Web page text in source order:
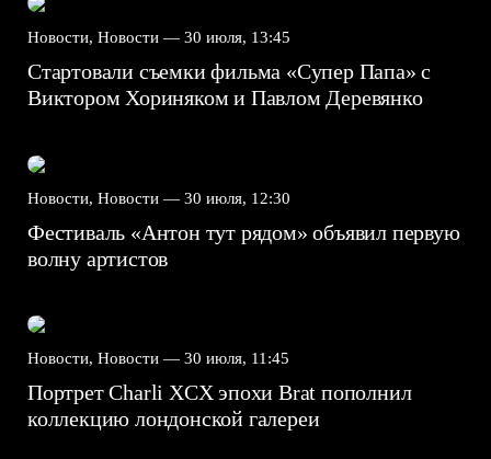
Новости, Новости — 30 июля, 13:45
Стартовали съемки фильма «Супер Папа» с
Виктором Хориняком и Павлом Деревянко
Новости, Новости — 30 июля, 12:30
Фестиваль «Антон тут рядом» объявил первую
волну артистов
Новости, Новости — 30 июля, 11:45
Портрет Charli XCX эпохи Brat пополнил
коллекцию лондонской галереи